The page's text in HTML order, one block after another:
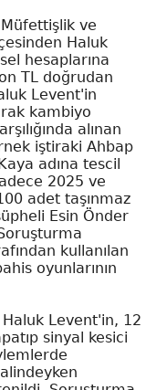
ve
Haluk
hesaplarına
TL doğrudan
Levent'in
kambiyo
alınan
iştiraki Ahbap
adına tescil
2025 ve
adet taşınmaz
Esin Önder
kullanılan
oyunlarının
Levent'in, 12
sinyal kesici